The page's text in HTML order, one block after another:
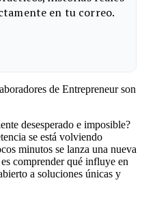
de Entrepreneur son
desesperado e imposible?
se está volviendo
minutos se lanza una nueva
comprender qué influye en
a soluciones únicas y